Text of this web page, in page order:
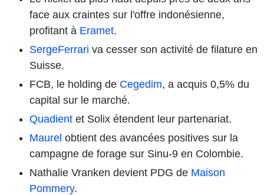
face aux craintes sur l'offre indonésienne,
profitant à Eramet.
SergeFerrari va cesser son activité de filature en
Suisse.
FCB, le holding de Cegedim, a acquis 0,5% du
capital sur le marché.
Quadient et Solix étendent leur partenariat.
Maurel obtient des avancées positives sur la
campagne de forage sur Sinu-9 en Colombie.
Nathalie Vranken devient PDG de Maison
Pommery.